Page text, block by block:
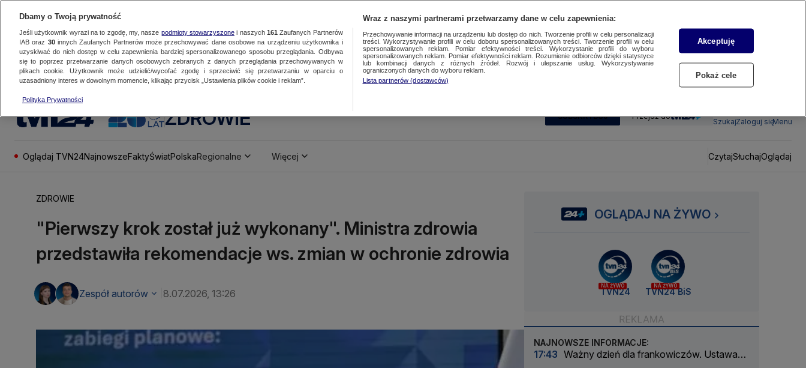
ZDROWIE SUBSKRYBUJ Przejdź do
SzukajZaloguj sięMenu
Oglądaj TVN24NajnowszeFaktyŚwiatPolskaRegionalne Więcej CzytajSłuchajOglądaj
ZDROWIE
"Pierwszy krok został już wykonany". Ministra zdrowia
przedstawiła rekomendacje ws. zmian w ochronie zdrowia
Zespół autorów 8.07.2026, 13:26
OGLĄDAJ NA ŻYWO
NA ŻYWO
TVN24
NA ŻYWO
TVN24 BiS
NAJNOWSZE INFORMACJE:
17:43 Ważny dzień dla frankowiczów. Ustawa
Dbamy o Twoją prywatność
Jeśli użytkownik wyrazi na to zgodę, my, nasze podmioty stowarzyszonei naszych 161 Zaufanych Partnerów
IAB oraz 30innych Zaufanych Partnerów może przechowywać dane osobowe na urządzeniu użytkownika i
uzyskiwać do nich dostęp w celu zapewnienia bardziej spersonalizowanego sposobu przeglądania. Odbywa
się to poprzez przetwarzanie danych osobowych zebranych z danych przeglądania przechowywanych w
plikach cookie. Użytkownik może udzielić/wycofać zgodę i sprzeciwić się przetwarzaniu w oparciu o
uzasadniony interes w dowolnym momencie, klikając przycisk „Ustawienia plików cookie i reklam”.
Polityka Prywatności
Wraz z naszymi partnerami przetwarzamy dane w celu zapewnienia:
Przechowywanie informacji na urządzeniu lub dostęp do nich. Tworzenie profili w celu personalizacji
treści. Wykorzystywanie profili w celu doboru spersonalizowanych treści. Tworzenie profili w celu
spersonalizowanych reklam. Pomiar efektywności treści. Wykorzystanie profili do wyboru
spersonalizowanych reklam. Pomiar efektywności reklam. Rozumienie odbiorców dzięki statystyce
lub kombinacji danych z różnych źródeł. Rozwój i ulepszanie usług. Wykorzystywanie
ograniczonych danych do wyboru reklam.
Lista partnerów (dostawców)
Akceptuję
Pokaż cele